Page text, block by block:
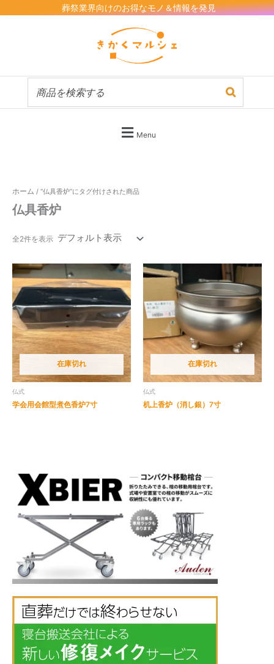
容
プ
葬祭業界向けのお得なモノ＆情報を発見
Menu
ホーム / “仏具香炉”にタグ付けされた商品
仏具香炉
全2件を表示
在庫切れ
仏式
学会用会館型煮色香炉7寸
在庫切れ
仏式
机上香炉（消し銀）7寸